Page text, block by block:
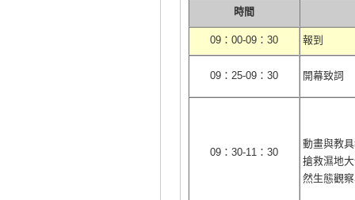
時間
09 ： 00-09 ： 30 報到
09 ： 25-09 ： 30 開幕致詞
09 ： 30-11 ： 30
動畫與教
搶救濕地
然生態觀